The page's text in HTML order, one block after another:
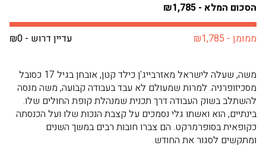
הסכום המלא - ₪1,785
עדיין דרוש - ₪0 ממומן - ₪1,785
משה, שעלה לישראל מאזרבייג'ן כילד קטן, אובחן בגיל 17 כסובל
מסכיזופרניה. למרות שמעולם לא עבד בעבודה קבועה, משה מנסה
להשתלב בשוק העבודה דרך תכנית שמנהלת קופת החולים שלו.
בינתיים, הוא ואשתו גלי נסמכים על קצבת הנכות שלו ועל הכנסתה
כקופאית בסופרמרקט. הם צברו חובות רבים במשך השנים
ומתקשים לסגור את החודש.